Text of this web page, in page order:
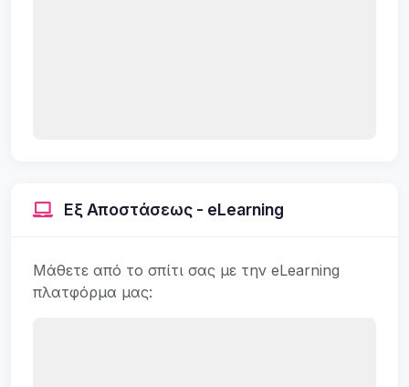
Εξ Αποστάσεως - eLearning
Μάθετε από το σπίτι σας με την eLearning
πλατφόρμα μας: